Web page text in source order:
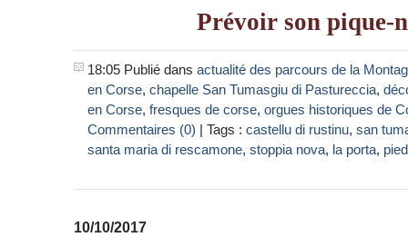
Prévoir son pique-
18:05 Publié dans actualité des parcours de la
en Corse, chapelle San Tumasgiu di Pastureccia,
en Corse, fresques de corse, orgues historiques de
Commentaires (0) | Tags : castellu di rustinu, san
santa maria di rescamone, stoppia nova, la porta,
10/10/2017